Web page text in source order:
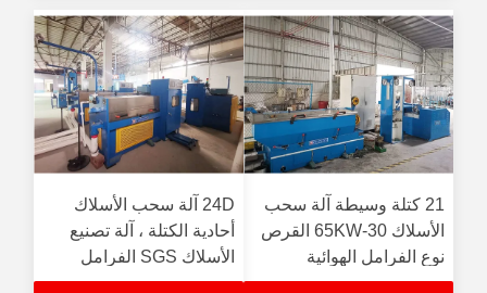
21 كتلة وسيطة آلة سحب
الأسلاك 30-65KW القرص
نوع الفرامل الهوائية
24D آلة سحب الأسلاك
أحادية الكتلة ، آلة تصنيع
الأسلاك SGS الفرامل
الهوائية